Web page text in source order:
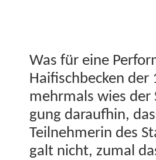
Was für eine
Haifis­chbeck­en der
mehrmals wies
gung daraufhin,
Teil­nehmerin des
galt nicht, zumal